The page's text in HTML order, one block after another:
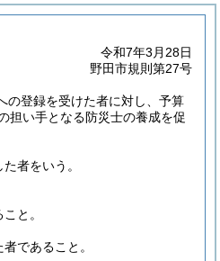
令和7年3月28日
野田市規則第27号
の登録を受けた者に対し、予算
担い手となる防災士の養成を促
者をいう。
と。
であること。